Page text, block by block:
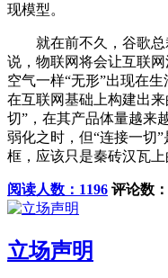
现模型。
就在前不久，谷歌总
说，物联网将会让互联
空气一样“无形”出现在
在互联网基础上构建出
切”，在其产品体量越来
弱化之时，但“连接一切
框，应该只是秦砖汉瓦上
阅读人数：1196 评论数：
立场声明